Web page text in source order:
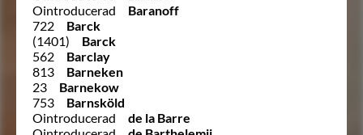
Ointroducerad
Baranoff
722
Barck
(1401)
Barck
562
Barclay
813
Barneken
23
Barnekow
753
Barnsköld
Ointroducerad
de la Barre